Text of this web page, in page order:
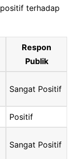
terhadap
Respon
Publik
Sangat Positif
Positif
Sangat Positif